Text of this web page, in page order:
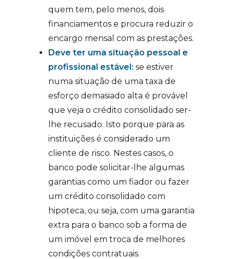
quem tem, pelo menos, dois
financiamentos e procura reduzir o
encargo mensal com as prestações.
Deve ter uma situação pessoal e
profissional estável: se estiver
numa situação de uma taxa de
esforço demasiado alta é provável
que veja o crédito consolidado ser-
lhe recusado. Isto porque para as
instituições é considerado um
cliente de risco. Nestes casos, o
banco pode solicitar-lhe algumas
garantias como um fiador ou fazer
um crédito consolidado com
hipoteca, ou seja, com uma garantia
extra para o banco sob a forma de
um imóvel em troca de melhores
condições contratuais.